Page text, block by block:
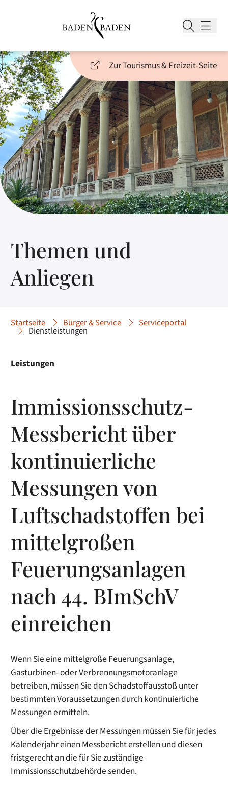
Zur Tourismus & Freizeit-Seite
Themen und
Anliegen
Startseite Bürger & Service Serviceportal
Dienstleistungen
Leistungen
Immissionsschutz-
Messbericht über
kontinuierliche
Messungen von
Luftschadstoffen bei
mittelgroßen
Feuerungsanlagen
nach 44. BImSchV
einreichen
Wenn Sie eine mittelgroße Feuerungsanlage,
Gasturbinen- oder Verbrennungsmotoranlage
betreiben, müssen Sie den Schadstoffausstoß unter
bestimmten Voraussetzungen durch kontinuierliche
Messungen ermitteln.
Über die Ergebnisse der Messungen müssen Sie für jedes
Kalenderjahr einen Messbericht erstellen und diesen
fristgerecht an die für Sie zuständige
Immissionsschutzbehörde senden.